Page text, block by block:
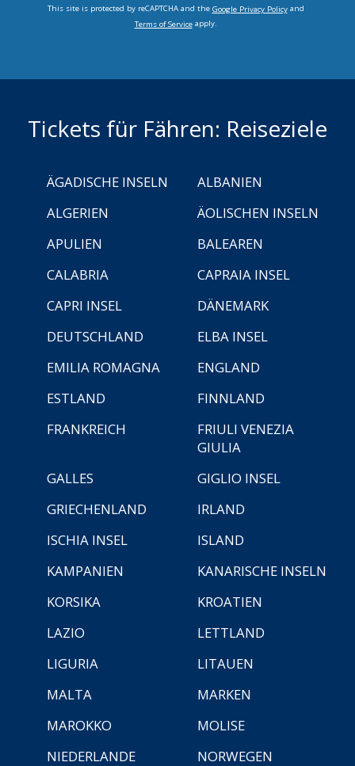
This site is protected by reCAPTCHA and the Google Privacy Policyand
Terms of Serviceapply.
Tickets für Fähren: Reiseziele
ÄGADISCHE INSELN
ALBANIEN
ALGERIEN
ÄOLISCHEN INSELN
APULIEN
BALEAREN
CALABRIA
CAPRAIA INSEL
CAPRI INSEL
DÄNEMARK
DEUTSCHLAND
ELBA INSEL
EMILIA ROMAGNA
ENGLAND
ESTLAND
FINNLAND
FRANKREICH
FRIULI VENEZIA
GIULIA
GALLES
GIGLIO INSEL
GRIECHENLAND
IRLAND
ISCHIA INSEL
ISLAND
KAMPANIEN
KANARISCHE INSELN
KORSIKA
KROATIEN
LAZIO
LETTLAND
LIGURIA
LITAUEN
MALTA
MARKEN
MAROKKO
MOLISE
NIEDERLANDE
NORWEGEN